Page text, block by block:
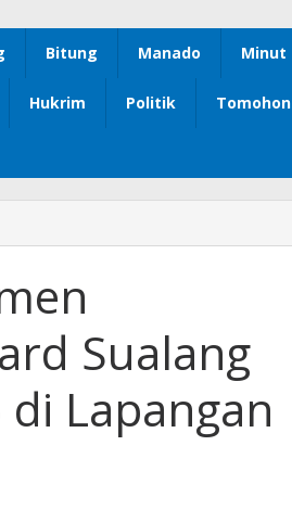
Bitung Manado Minut
Hukrim Politik Tomohon
Sualang
Lapangan